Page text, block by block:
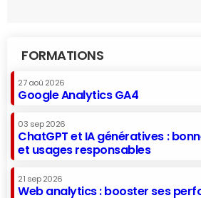
FORMATIONS
27 aoû 2026
Google Analytics GA4
03 sep 2026
ChatGPT et IA génératives :
et usages responsables
21 sep 2026
Web analytics : booster ses